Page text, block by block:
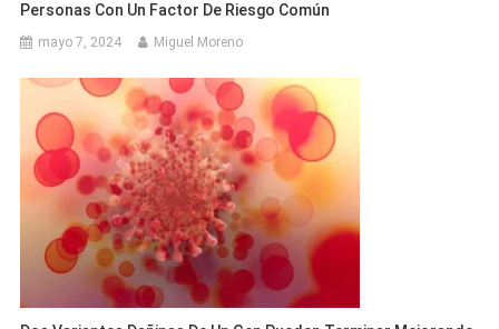
Personas Con Un Factor De Riesgo Común
mayo 7, 2024 Miguel Moreno